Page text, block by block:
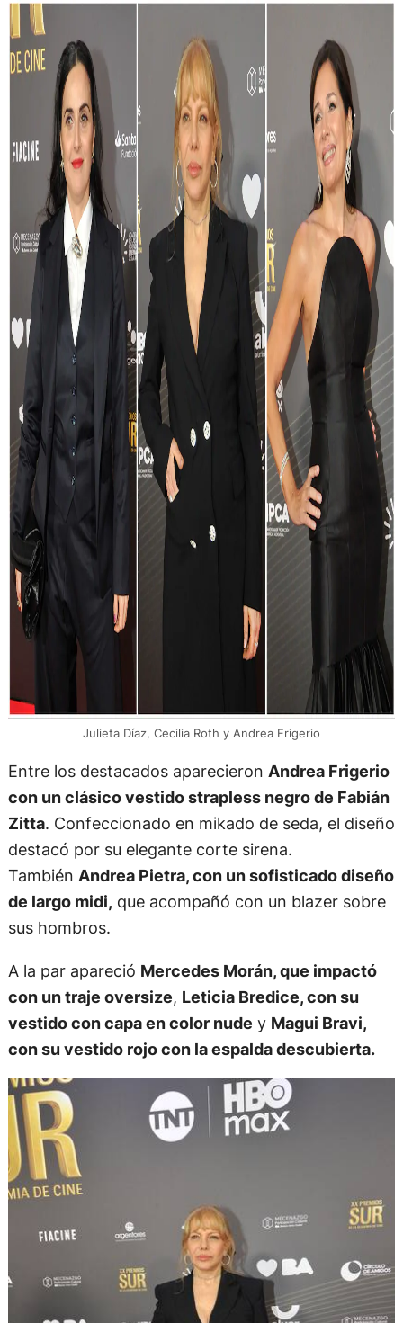
Julieta Díaz, Cecilia Roth y Andrea Frigerio
Entre los destacados aparecieron Andrea Frigerio
con un clásico vestido strapless negro de Fabián
Zitta. Confeccionado en mikado de seda, el diseño
destacó por su elegante corte sirena.
También Andrea Pietra, con un sofisticado diseño
de largo midi, que acompañó con un blazer sobre
sus hombros.
A la par apareció Mercedes Morán, que impactó
con un traje oversize, Leticia Bredice, con su
vestido con capa en color nude y Magui Bravi,
con su vestido rojo con la espalda descubierta.